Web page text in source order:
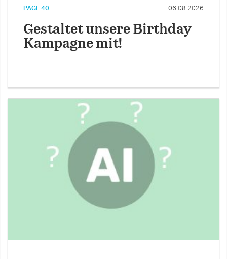
PAGE 40 06.08.2026
Gestaltet unsere Birthday
Kampagne mit!